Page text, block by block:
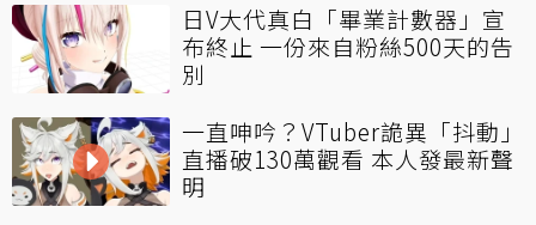
日V大代真白「畢業計數器」宣
布終止 一份來自粉絲500天的告
別
一直呻吟？VTuber詭異「抖動」
直播破130萬觀看 本人發最新聲
明